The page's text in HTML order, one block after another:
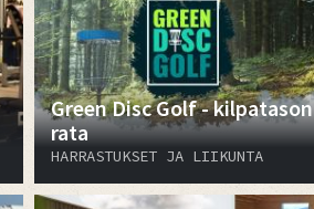
Green Disc Golf - kilpatason
rata
HARRASTUKSET JA LIIKUNTA